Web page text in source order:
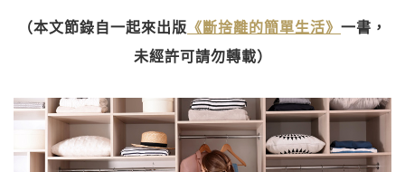
（本文節錄自一起來出版 《斷捨離的簡單生活》 一書，
未經許可請勿轉載）